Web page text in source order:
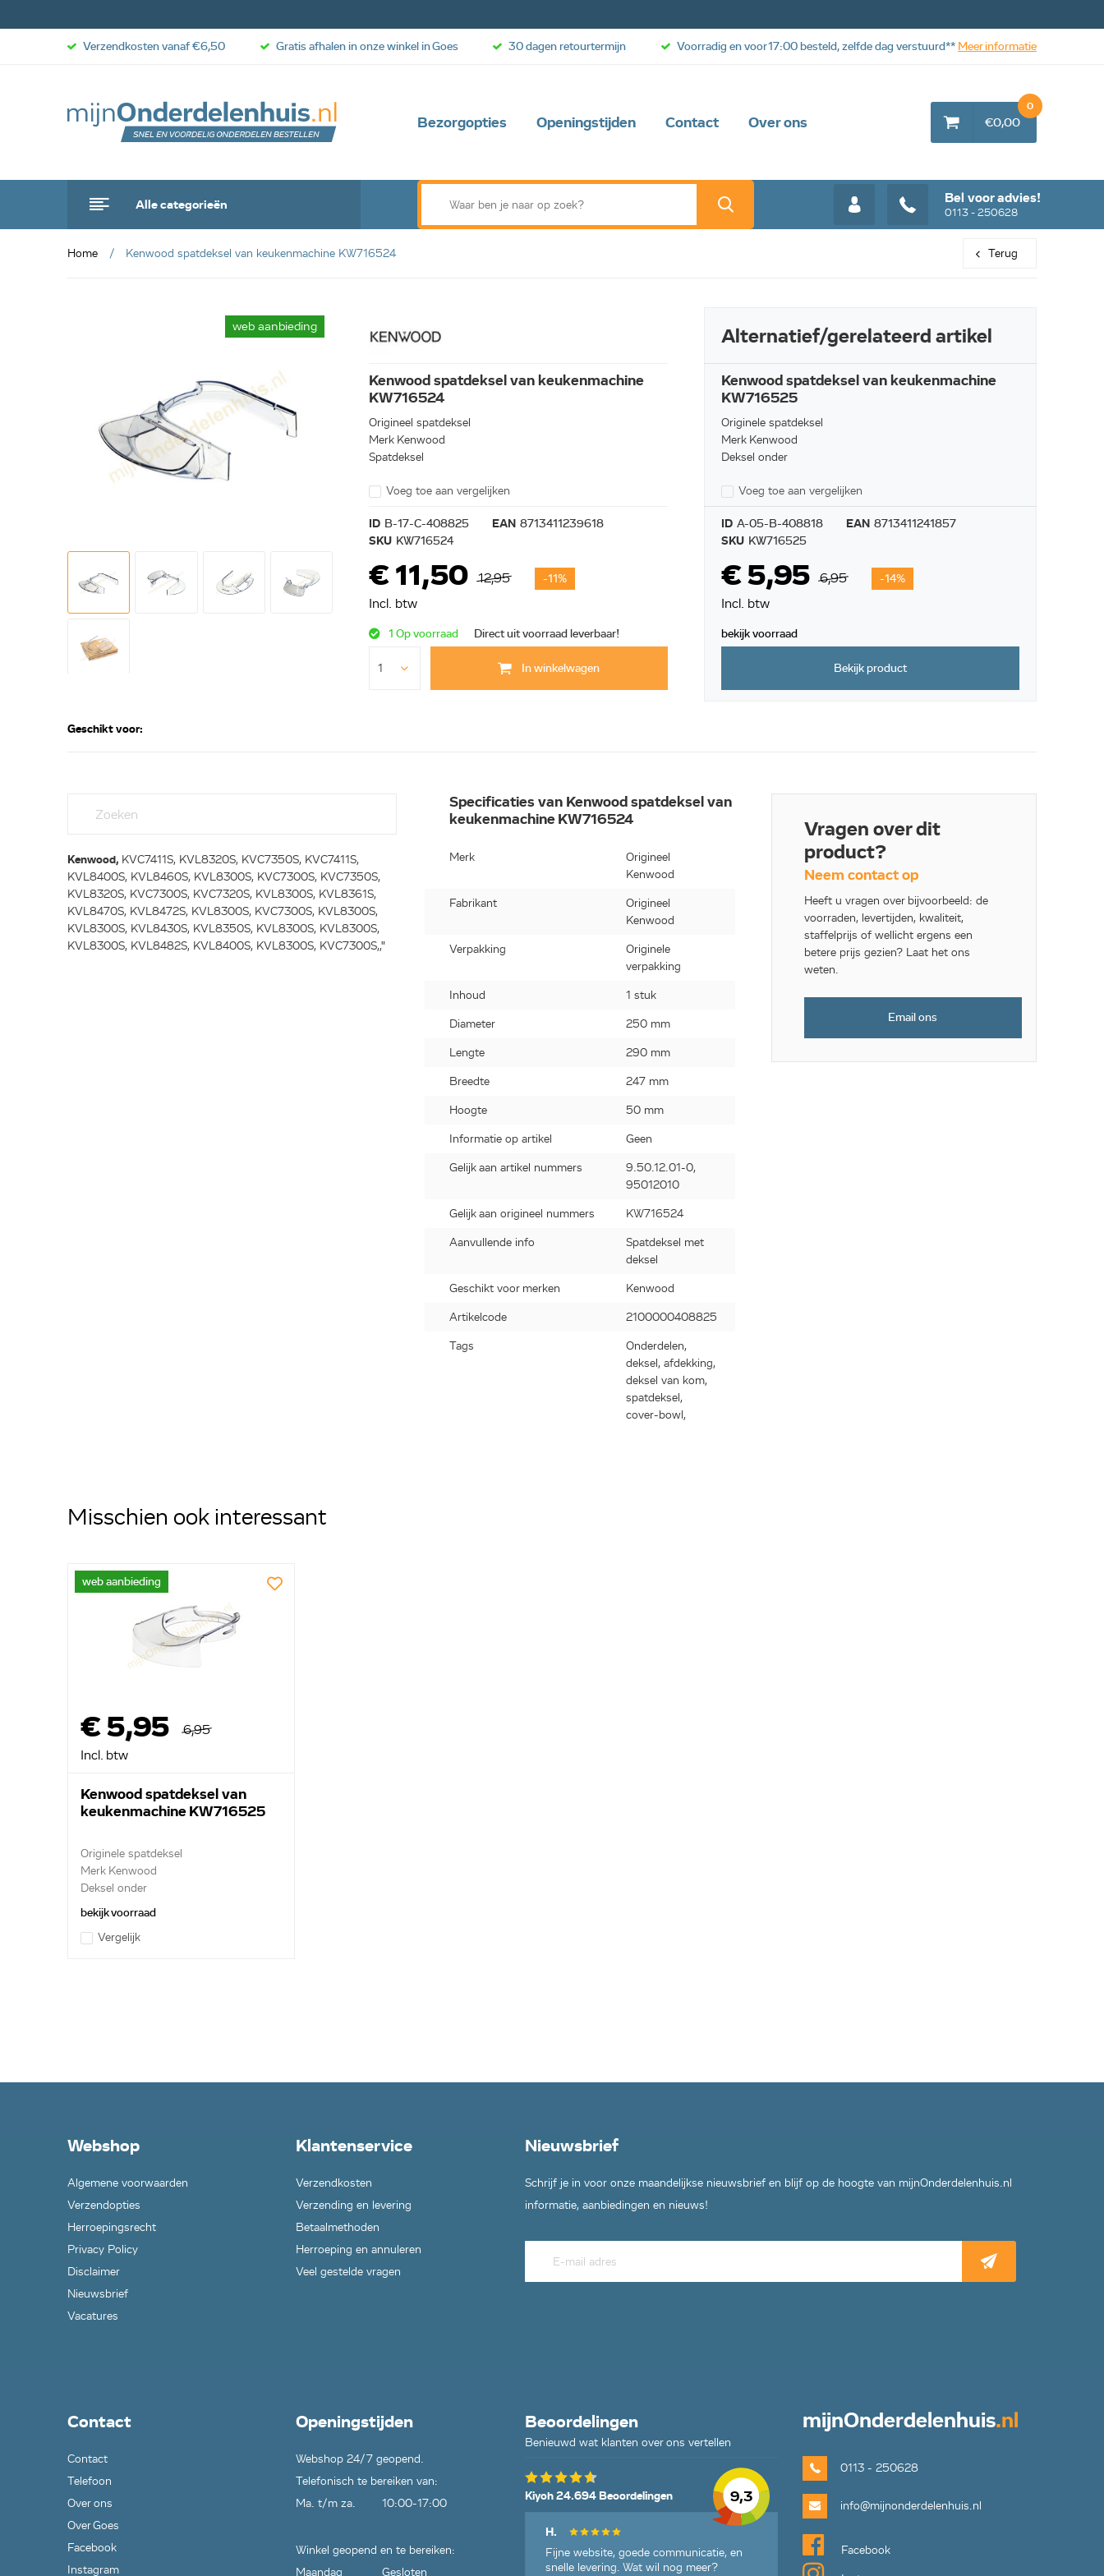
Bezorgopties Openingstijden Contact Over ons
Alle categorieën Bel voor advies!
0113 - 250628
€0,00
0
Verzendkosten vanaf €6,50 Gratis afhalen in onze winkel in Goes 30 dagen retourtermijn Voorradig en voor 17:00 besteld, zelfde dag verstuurd** Meer informatie
Home Kenwood spatdeksel van keukenmachine KW716524 Terug
web aanbieding web aanbieding
Kenwood spatdeksel van keukenmachine
KW716524
Origineel spatdeksel
Merk Kenwood
Spatdeksel
Voeg toe aan vergelijken
ID B-17-C-408825 EAN 8713411239618
SKU KW716524
€ 11,50 12,95 -11%
Incl. btw
1 Op voorraad Direct uit voorraad leverbaar!
In winkelwagen
Alternatief/gerelateerd artikel
Kenwood spatdeksel van keukenmachine
KW716525
Originele spatdeksel
Merk Kenwood
Deksel onder
Voeg toe aan vergelijken
ID A-05-B-408818 EAN 8713411241857
SKU KW716525
€ 5,95 6,95 -14%
Incl. btw
bekijk voorraad
Bekijk product
Geschikt voor:
Kenwood, KVC7411S, KVL8320S, KVC7350S, KVC7411S,
KVL8400S, KVL8460S, KVL8300S, KVC7300S, KVC7350S,
KVL8320S, KVC7300S, KVC7320S, KVL8300S, KVL8361S,
KVL8470S, KVL8472S, KVL8300S, KVC7300S, KVL8300S,
KVL8300S, KVL8430S, KVL8350S, KVL8300S, KVL8300S,
KVL8300S, KVL8482S, KVL8400S, KVL8300S, KVC7300S,,"
Specificaties van Kenwood spatdeksel van
keukenmachine KW716524
Merk
Origineel
Kenwood
Fabrikant
Origineel
Kenwood
Verpakking
Originele
verpakking
Inhoud 1 stuk
Diameter 250 mm
Lengte 290 mm
Breedte 247 mm
Hoogte 50 mm
Informatie op artikel Geen
Gelijk aan artikel nummers
9.50.12.01-0,
95012010
Gelijk aan origineel nummers KW716524
Aanvullende info
Spatdeksel met
deksel
Geschikt voor merken Kenwood
Artikelcode 2100000408825
Tags
Onderdelen,
deksel, afdekking,
deksel van kom,
spatdeksel,
cover-bowl,
Vragen over dit
product?
Neem contact op
Heeft u vragen over bijvoorbeeld: de
voorraden, levertijden, kwaliteit,
staffelprijs of wellicht ergens een
betere prijs gezien? Laat het ons
weten.
Email ons
Misschien ook interessant
web aanbieding
€ 5,95
6,95
Incl. btw
Kenwood spatdeksel van
keukenmachine KW716525
Originele spatdeksel
Merk Kenwood
Deksel onder
bekijk voorraad
Vergelijk
Webshop
Algemene voorwaarden
Verzendopties
Herroepingsrecht
Privacy Policy
Disclaimer
Nieuwsbrief
Vacatures
Klantenservice
Verzendkosten
Verzending en levering
Betaalmethoden
Herroeping en annuleren
Veel gestelde vragen
Nieuwsbrief
Schrijf je in voor onze maandelijkse nieuwsbrief en blijf op de hoogte van mijnOnderdelenhuis.nl
informatie, aanbiedingen en nieuws!
Contact
Contact
Telefoon
Over ons
Over Goes
Facebook
Instagram
Openingstijden
Webshop 24/7 geopend.
Telefonisch te bereiken van:
Ma. t/m za.
10:00-17:00
Winkel geopend en te bereiken:
Maandag
Gesloten
Beoordelingen
Benieuwd wat klanten over ons vertellen
9,3
Kiyoh 24.694 Beoordelingen
H.
Fijne website, goede communicatie, en
snelle levering. Wat wil nog meer?
mijnOnderdelenhuis.nl
0113 - 250628
info@mijnonderdelenhuis.nl
Facebook